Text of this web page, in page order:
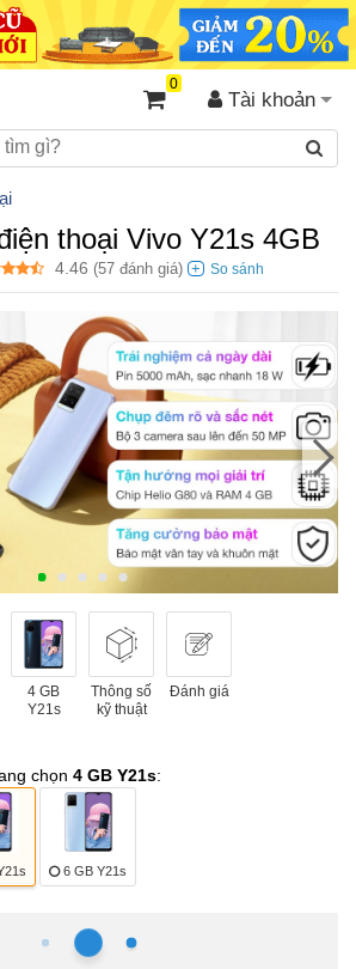
Tài khoản
0
thoại Vivo Y21s 4GB
4.46 (57 đánh giá)
4 GB
Y21s
Thông số
kỹ thuật
Đánh giá
chọn 4 GB Y21s:
6 GB Y21s